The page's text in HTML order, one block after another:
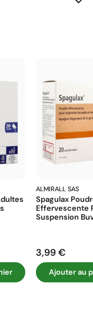
ALMIRALL SAS
Spagulax
Effervescente
Suspension
Prix
3,99 €
Ajouter au